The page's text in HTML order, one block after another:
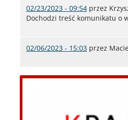
02/23/2023 - 09:54 przez
Dochodzi treść komunikatu o
02/06/2023 - 15:03 przez